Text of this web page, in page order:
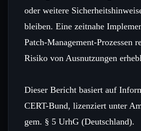
oder weitere
bleiben. Eine zeitnahe
Patch‑Management‑Prozessen
Risiko von Ausnutzungen
Dieser Bericht basiert auf
CERT-Bund, lizenziert unter
gem. § 5 UrhG (Deutschland).